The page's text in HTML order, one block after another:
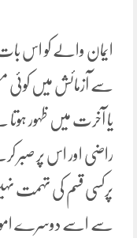
ایمان والے کو اس
سے آزمائش میں کوئی
یا آخرت میں ظہور
راضی اور اس پر صبر
پرکسی قسم کی تہمت
سے اسے دوسرے